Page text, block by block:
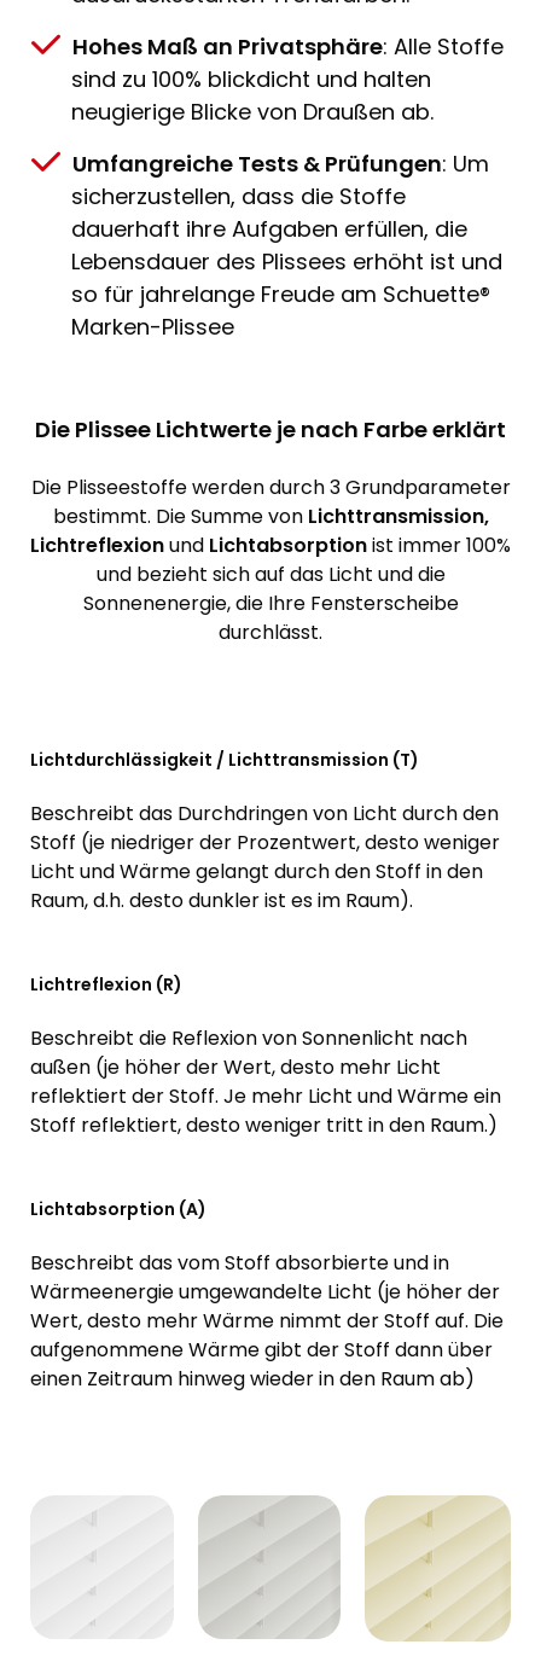
Hohes Maß an Privatsphäre: Alle Stoffe
sind zu 100% blickdicht und halten
neugierige Blicke von Draußen ab.
Umfangreiche Tests & Prüfungen: Um
sicherzustellen, dass die Stoffe
dauerhaft ihre Aufgaben erfüllen, die
Lebensdauer des Plissees erhöht ist und
so für jahrelange Freude am Schuette®
Marken-Plissee
Die Plissee Lichtwerte je nach Farbe erklärt
Die Plisseestoffe werden durch 3 Grundparameter
bestimmt. Die Summe von Lichttransmission,
Lichtreflexionund Lichtabsorptionist immer 100%
und bezieht sich auf das Licht und die
Sonnenenergie, die Ihre Fensterscheibe
durchlässt.
Lichtdurchlässigkeit / Lichttransmission (T)
Beschreibt das Durchdringen von Licht durch den
Stoff (je niedriger der Prozentwert, desto weniger
Licht und Wärme gelangt durch den Stoff in den
Raum, d.h. desto dunkler ist es im Raum).
Lichtreflexion (R)
Beschreibt die Reflexion von Sonnenlicht nach
außen (je höher der Wert, desto mehr Licht
reflektiert der Stoff. Je mehr Licht und Wärme ein
Stoff reflektiert, desto weniger tritt in den Raum.)
Lichtabsorption (A)
Beschreibt das vom Stoff absorbierte und in
Wärmeenergie umgewandelte Licht (je höher der
Wert, desto mehr Wärme nimmt der Stoff auf. Die
aufgenommene Wärme gibt der Stoff dann über
einen Zeitraum hinweg wieder in den Raum ab)